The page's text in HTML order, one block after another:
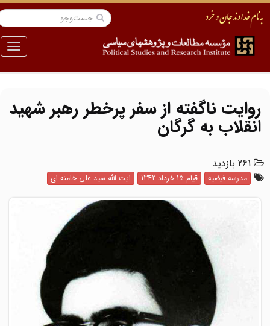
منو
روایت ناگفته از سفر پرخطر رهبر شهید
انقلاب به گرگان
261 بازدید
مدرسه فیضیه قیام 15 خرداد 1342 ایت الله سید علی خامنه ای